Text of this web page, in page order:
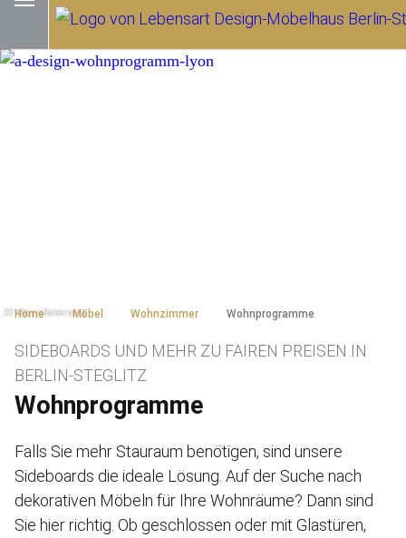
Home Möbel Wohnzimmer Wohnprogramme
Wohnprogramme
SIDEBOARDS UND MEHR ZU FAIREN PREISEN IN
BERLIN-STEGLITZ
Falls Sie mehr Stauraum benötigen, sind unsere
Sideboards die ideale Lösung. Auf der Suche nach
dekorativen Möbeln für Ihre Wohnräume? Dann sind
Sie hier richtig. Ob geschlossen oder mit Glastüren,